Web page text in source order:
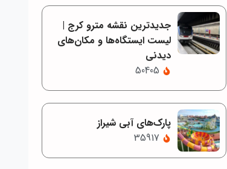
جدیدترین نقشه مترو کرج |
لیست ایستگاه‌ها و مکان‌های
دیدنی
50405
پارک‌های آبی شیراز
35917